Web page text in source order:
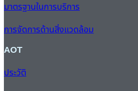
มาตรฐานในการบริการ
การจัดการด้านสิ่งแวดล้อม
AOT
ประวัติ